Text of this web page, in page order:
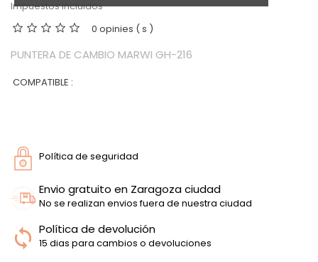
Impuestos incluidos
0 opinies ( s )
PUNTERA DE CAMBIO MARWI GH-216
COMPATIBLE :
Política de seguridad
Envio gratuito en Zaragoza ciudad
No se realizan envios fuera de nuestra ciudad
Política de devolución
15 dias para cambios o devoluciones